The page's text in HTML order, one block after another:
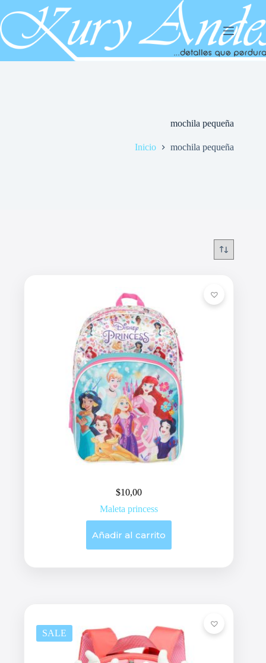
al
contenido
mochila pequeña
Inicio mochila pequeña
$10,00
Maleta princess
Añadir al carrito
SALE